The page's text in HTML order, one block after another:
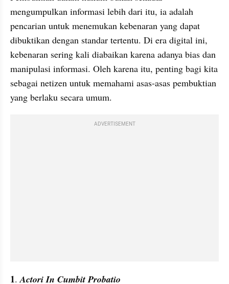
mengumpulkan informasi lebih dari itu, ia adalah
pencarian untuk menemukan kebenaran yang dapat
dibuktikan dengan standar tertentu. Di era digital ini,
kebenaran sering kali diabaikan karena adanya bias dan
manipulasi informasi. Oleh karena itu, penting bagi kita
sebagai netizen untuk memahami asas-asas pembuktian
yang berlaku secara umum.
ADVERTISEMENT
1. Actori In Cumbit Probatio